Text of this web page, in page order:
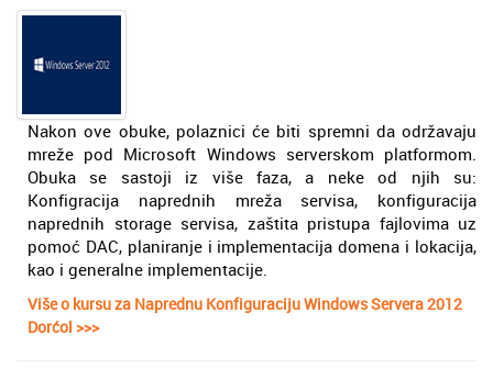
Nakon ove obuke, polaznici će biti spremni da održavaju
mreže pod Microsoft Windows serverskom platformom.
Obuka se sastoji iz više faza, a neke od njih su:
Konfigracija naprednih mreža servisa, konfiguracija
naprednih storage servisa, zaštita pristupa fajlovima uz
pomoć DAC, planiranje i implementacija domena i lokacija,
kao i generalne implementacije.
Više o kursu za Naprednu Konfiguraciju Windows Servera 2012
Dorćol >>>